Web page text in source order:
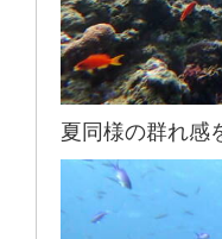
夏同様の群れ感